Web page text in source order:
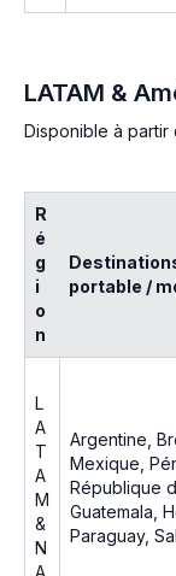
LATAM &
Disponible à partir
R
é
g
i
o
n
portable /
L
A
T
A
M
&
N
Argentine,
Mexique,
République
Guatemala,
Paraguay,